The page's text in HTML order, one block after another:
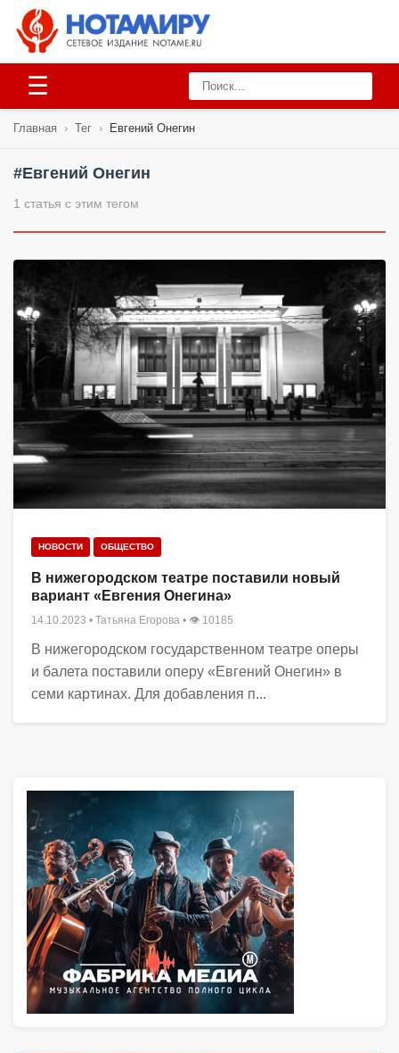
☰
Главная › Тег › Евгений Онегин
#Евгений Онегин
1 статья с этим тегом
НОВОСТИ ОБЩЕСТВО
В нижегородском театре поставили новый
вариант «Евгения Онегина»
14.10.2023 • Татьяна Егорова • 👁 10185
В нижегородском государственном театре оперы
и балета поставили оперу «Евгений Онегин» в
семи картинах. Для добавления п...